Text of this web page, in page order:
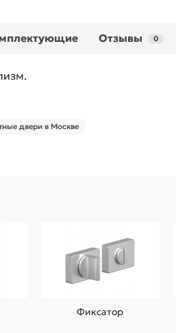
Отзывы 0
двери в Москве
Фиксатор